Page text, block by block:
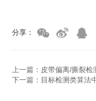
分享：